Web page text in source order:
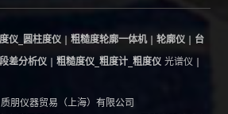
仪_圆柱度仪 |粗糙度轮廓一体机|轮廓仪 | 台
差分析仪 |粗糙度仪_粗度计_粗度仪 光谱仪 |
仪器贸易（上海）有限公司